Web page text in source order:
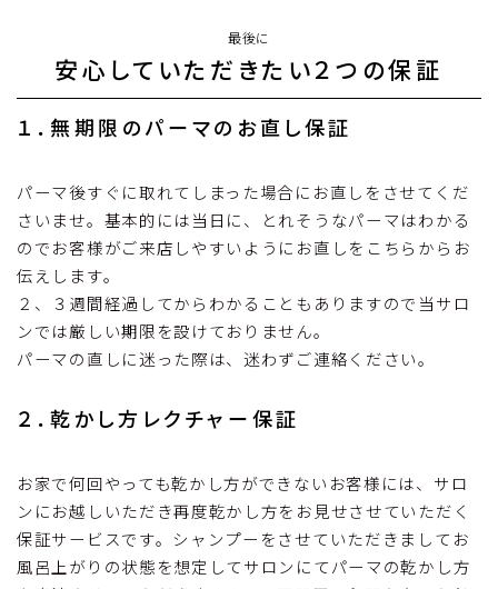
最後に
安心していただきたい２つの保証
１．無期限のパーマのお直し保証
パーマ後すぐに取れてしまった場合にお直しをさせてくだ
さいませ。基本的には当日に、とれそうなパーマはわかる
のでお客様がご来店しやすいようにお直しをこちらからお
伝えします。
２、３週間経過してからわかることもありますので当サロ
ンでは厳しい期限を設けておりません。
パーマの直しに迷った際は、迷わずご連絡ください。
２．乾かし方レクチャー保証
お家で何回やっても乾かし方ができないお客様には、サロ
ンにお越しいただき再度乾かし方をお見せさせていただく
保証サービスです。シャンプーをさせていただきましてお
風呂上がりの状態を想定してサロンにてパーマの乾かし方